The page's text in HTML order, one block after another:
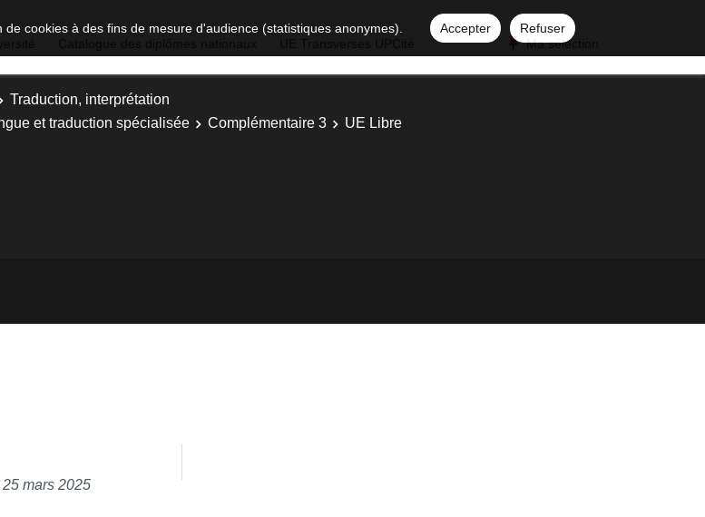
cookies à des fins de mesure d'audience (statistiques anonymes). Accepter
Refuser
Ma sélection
Traduction, interprétation
et traduction spécialisée
Complémentaire 3 UE Libre
mars 2025